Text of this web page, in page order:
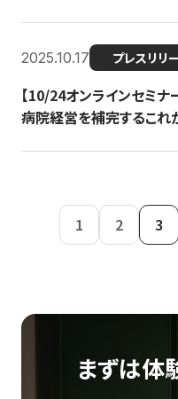
2025.10.17 プレスリリ
【10/24オンラインセミナ
病院経営を補完するこれ
1 2 3
まずは体